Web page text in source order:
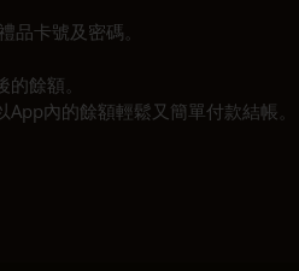
品卡號及密碼。
餘額。
內的餘額輕鬆又簡單付款結帳。